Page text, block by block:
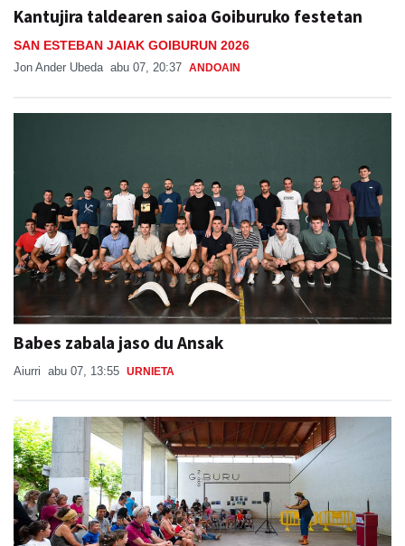
Kantujira taldearen saioa Goiburuko festetan
SAN ESTEBAN JAIAK GOIBURUN 2026
Jon Ander Ubeda abu 07, 20:37 ANDOAIN
Babes zabala jaso du Ansak
Aiurri abu 07, 13:55 URNIETA